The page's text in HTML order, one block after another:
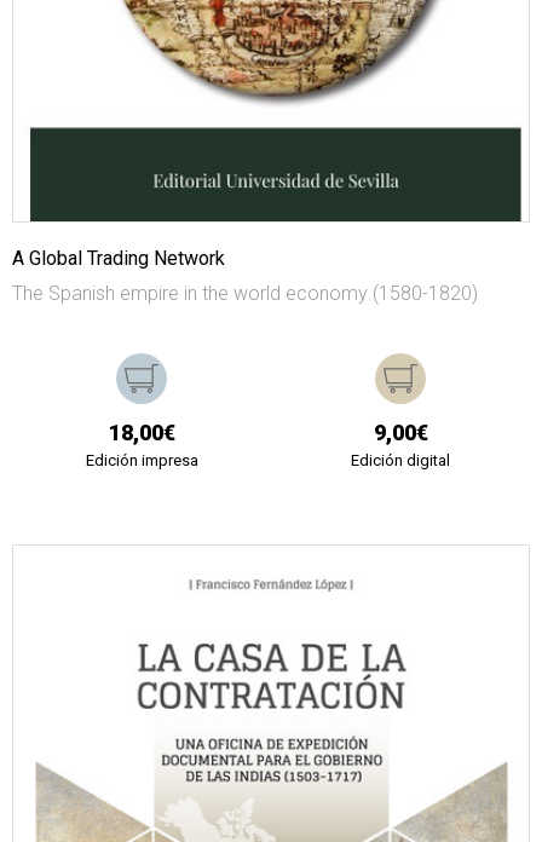
A Global Trading Network
The Spanish empire in the world economy (1580-1820)
18,00€
Edición impresa
9,00€
Edición digital